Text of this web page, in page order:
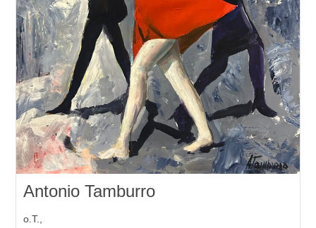
Antonio Tamburro
o.T.,